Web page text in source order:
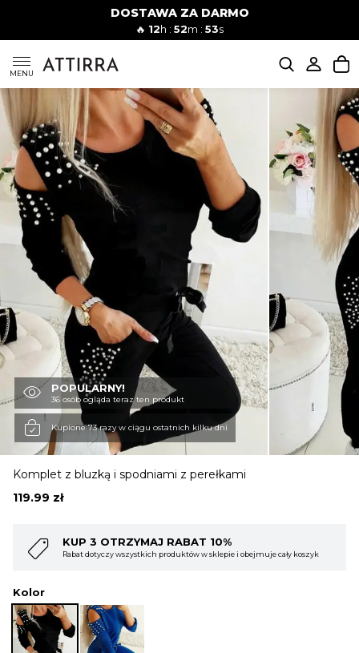
DOSTAWA ZA DARMO
🔥 12h : 52m : 52s
MENU
Mężczyźni
SUKIENKI
KOMPLETY
KOMBINEZONY
DÓŁ DAMSKIE
STROJE KĄPIELOWE
BLUZKI
OBUWIE
BIELIZNA
SWETRY
OKRYCIA WIERZCHNIE
POPULARNY!
36 osób ogląda teraz ten produkt
Kupione 73 razy w ciągu ostatnich kilku dni
Komplet z bluzką i spodniami z perełkami
119.99 zł
10%
w sklepie i obejmuje cały koszyk
KUP 4 OTRZYMAJ
Rabat dotyczy wszystkich produktów
Kolor